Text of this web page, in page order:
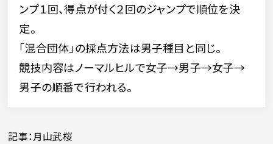
ンプ１回、得点が付く２回のジャンプで順位を決
定。
「混合団体」の採点方法は男子種目と同じ。
競技内容はノーマルヒルで女子→男子→女子→
男子の順番で行われる。
記事：月山武桜